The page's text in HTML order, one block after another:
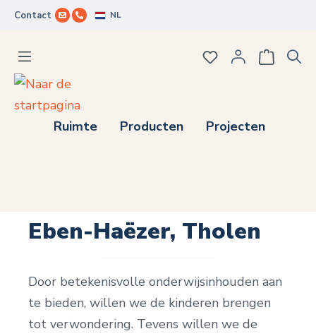
Ga naar de hoofdinhoud
Contact NL
Ruimte Producten Projecten
Je hebt 0 items
Eben-Haëzer, Tholen
Door betekenisvolle onderwijsinhouden aan
te bieden, willen we de kinderen brengen
tot verwondering. Tevens willen we de